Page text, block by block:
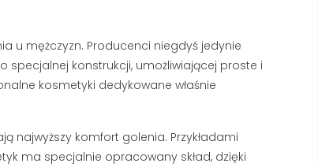
u mężczyzn. Producenci niegdyś jedynie
specjalnej konstrukcji, umożliwiającej proste i
kosmetyki dedykowane właśnie
najwyższy komfort golenia. Przykładami
ma specjalnie opracowany skład, dzięki